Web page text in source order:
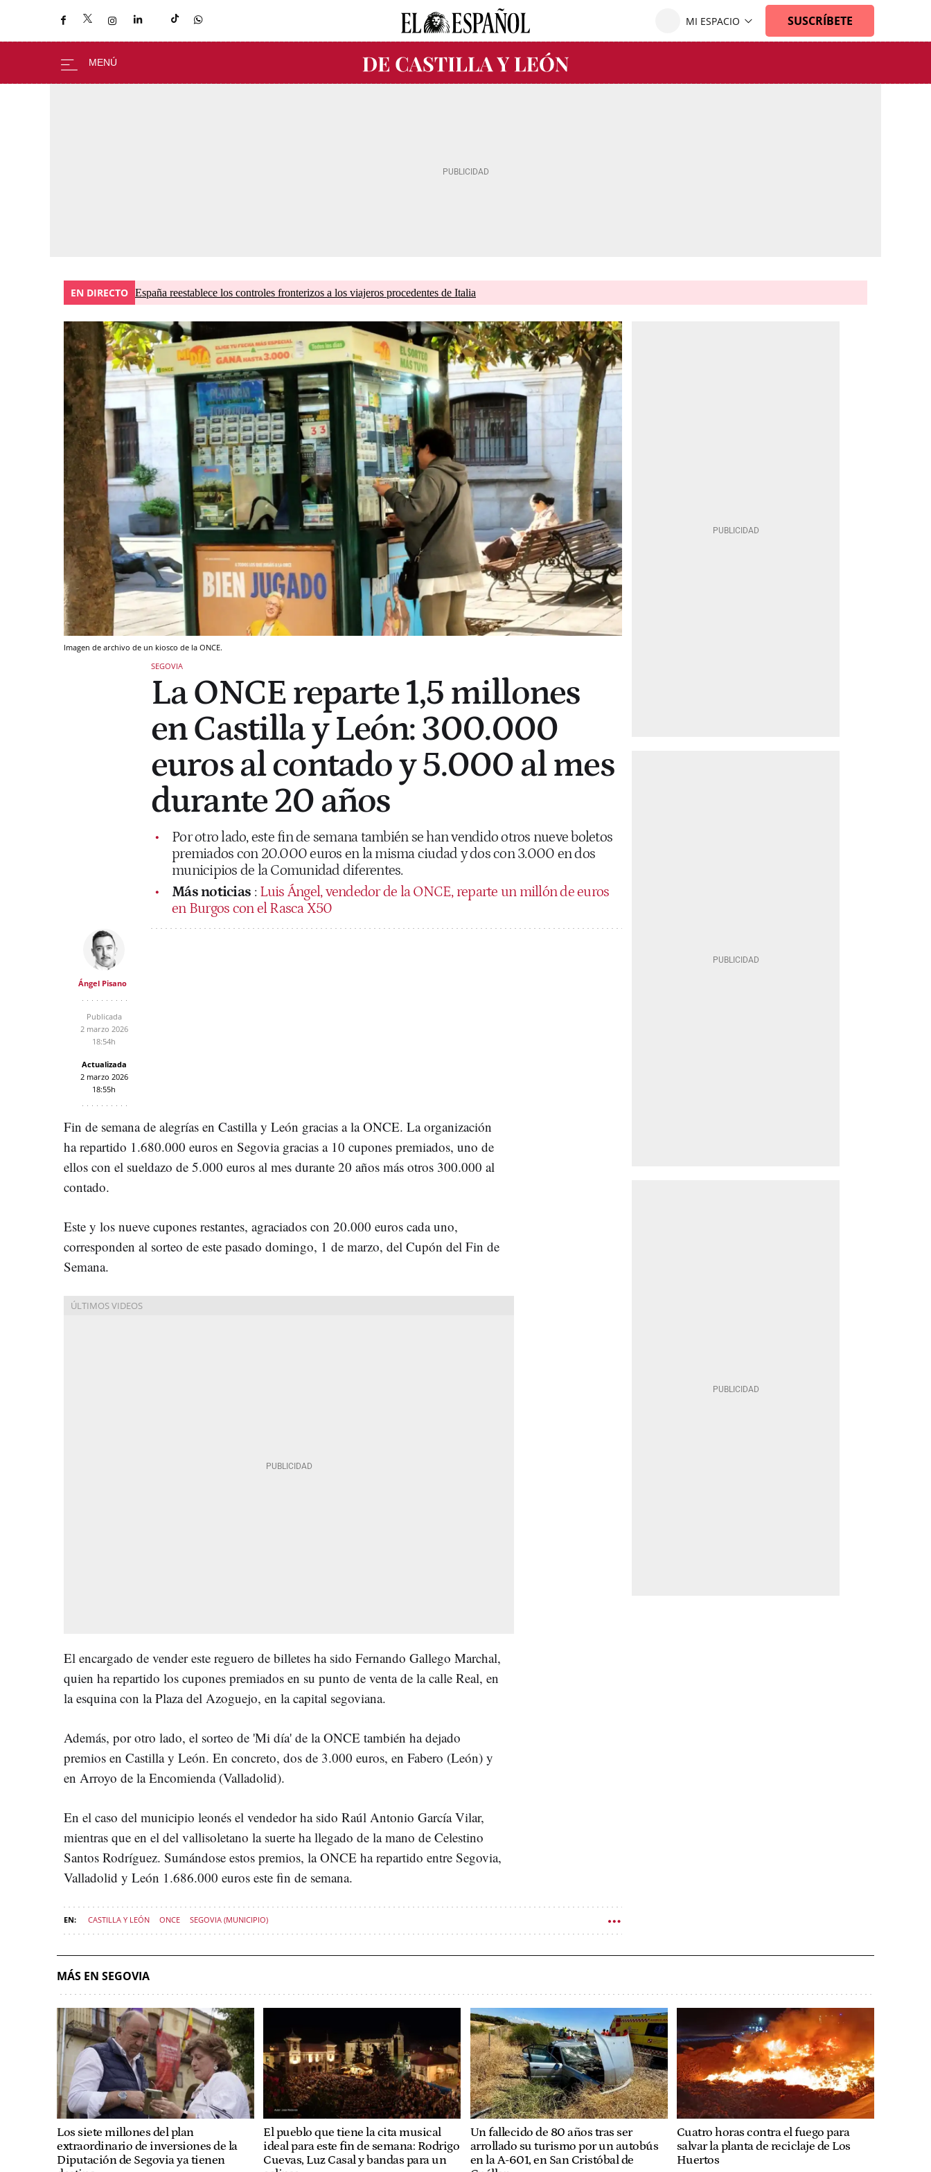
EN DIRECTO España reestablece los controles fronterizos a los viajeros procedentes de Italia
Imagen de archivo de un kiosco de la ONCE.
SEGOVIA
La ONCE reparte 1,5 millones
en Castilla y León: 300.000
euros al contado y 5.000 al mes
durante 20 años
Por otro lado, este fin de semana también se han vendido otros nueve boletos
premiados con 20.000 euros en la misma ciudad y dos con 3.000 en dos
municipios de la Comunidad diferentes.
Más noticias : Luis Ángel, vendedor de la ONCE, reparte un millón de euros
en Burgos con el Rasca X50
Ángel Pisano
Publicada
2 marzo 2026
18:54h
Actualizada
2 marzo 2026
18:55h
Fin de semana de alegrías en Castilla y León gracias a la ONCE. La organización
ha repartido 1.680.000 euros en Segovia gracias a 10 cupones premiados, uno de
ellos con el sueldazo de 5.000 euros al mes durante 20 años más otros 300.000 al
contado.
Este y los nueve cupones restantes, agraciados con 20.000 euros cada uno,
corresponden al sorteo de este pasado domingo, 1 de marzo, del Cupón del Fin de
Semana.
El encargado de vender este reguero de billetes ha sido Fernando Gallego Marchal,
quien ha repartido los cupones premiados en su punto de venta de la calle Real, en
la esquina con la Plaza del Azoguejo, en la capital segoviana.
Además, por otro lado, el sorteo de 'Mi día' de la ONCE también ha dejado
premios en Castilla y León. En concreto, dos de 3.000 euros, en Fabero (León) y
en Arroyo de la Encomienda (Valladolid).
En el caso del municipio leonés el vendedor ha sido Raúl Antonio García Vilar,
mientras que en el del vallisoletano la suerte ha llegado de la mano de Celestino
Santos Rodríguez. Sumándose estos premios, la ONCE ha repartido entre Segovia,
Valladolid y León 1.686.000 euros este fin de semana.
CASTILLA Y LEÓN ONCE SEGOVIA (MUNICIPIO)
MÁS EN SEGOVIA
Los siete millones del plan
extraordinario de inversiones de la
Diputación de Segovia ya tienen
El pueblo que tiene la cita musical
ideal para este fin de semana: Rodrigo
Cuevas, Luz Casal y bandas para un
Un fallecido de 80 años tras ser
arrollado su turismo por un autobús
en la A-601, en San Cristóbal de
Cuatro horas contra el fuego para
salvar la planta de reciclaje de Los
Huertos